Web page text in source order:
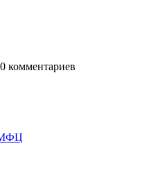
0 комментариев
МФЦ